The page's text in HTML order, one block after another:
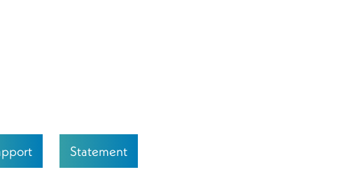
Statement